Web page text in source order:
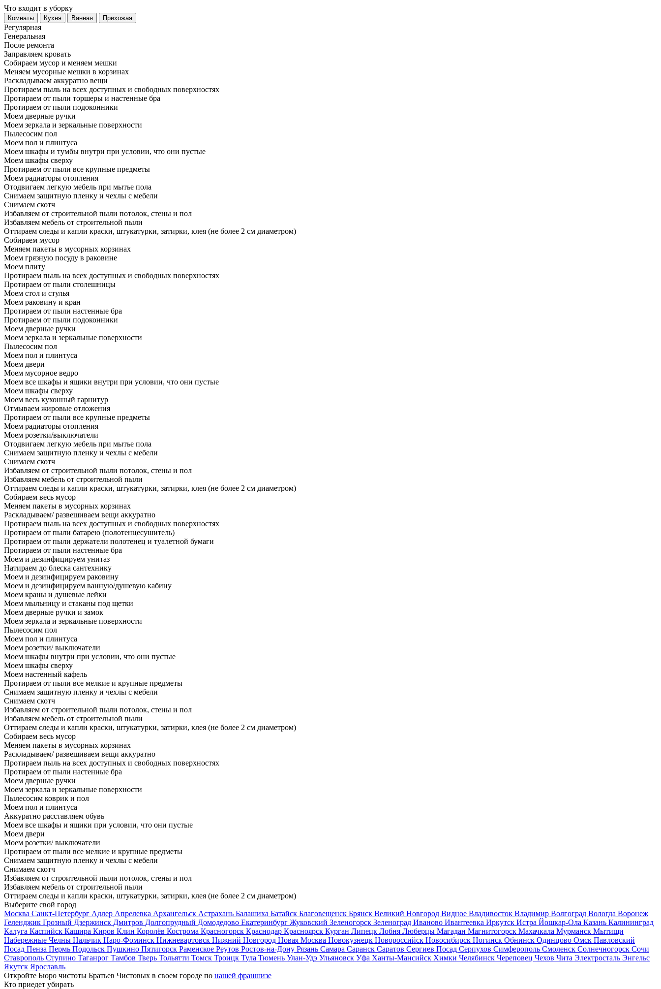
Что входит в уборку
Регу­лярная
Гене­ральная
После ремонта
Заправляем кровать
Собираем мусор и меняем мешки
Меняем мусорные мешки в корзинах
Раскладываем аккуратно вещи
Протираем пыль на всех доступных и свободных поверхностях
Протираем от пыли торшеры и настенные бра
Протираем от пыли подоконники
Моем дверные ручки
Моем зеркала и зеркальные поверхности
Пылесосим пол
Моем пол и плинтуса
Моем шкафы и тумбы внутри при условии, что они пустые
Моем шкафы сверху
Протираем от пыли все крупные предметы
Моем радиаторы отопления
Отодвигаем легкую мебель при мытье пола
Снимаем защитную пленку и чехлы с мебели
Снимаем скотч
Избавляем от строительной пыли потолок, стены и пол
Избавляем мебель от строительной пыли
Оттираем следы и капли краски, штукатурки, затирки, клея (не более 2 см диаметром)
Собираем мусор
Меняем пакеты в мусорных корзинах
Моем грязную посуду в раковине
Моем плиту
Протираем пыль на всех доступных и свободных поверхностях
Протираем от пыли столешницы
Моем стол и стулья
Моем раковину и кран
Протираем от пыли настенные бра
Протираем от пыли подоконники
Моем дверные ручки
Моем зеркала и зеркальные поверхности
Пылесосим пол
Моем пол и плинтуса
Моем двери
Моем мусорное ведро
Моем все шкафы и ящики внутри при условии, что они пустые
Моем шкафы сверху
Моем весь кухонный гарнитур
Отмываем жировые отложения
Протираем от пыли все крупные предметы
Моем радиаторы отопления
Моем розетки/выключатели
Отодвигаем легкую мебель при мытье пола
Снимаем защитную пленку и чехлы с мебели
Снимаем скотч
Избавляем от строительной пыли потолок, стены и пол
Избавляем мебель от строительной пыли
Оттираем следы и капли краски, штукатурки, затирки, клея (не более 2 см диаметром)
Собираем весь мусор
Меняем пакеты в мусорных корзинах
Раскладываем/ развешиваем вещи аккуратно
Протираем пыль на всех доступных и свободных поверхностях
Протираем от пыли батарею (полотенцесушитель)
Протираем от пыли держатели полотенец и туалетной бумаги
Протираем от пыли настенные бра
Моем и дезинфицируем унитаз
Натираем до блеска сантехнику
Моем и дезинфицируем раковину
Моем и дезинфицируем ванную/душевую кабину
Моем краны и душевые лейки
Моем мыльницу и стаканы под щетки
Моем дверные ручки и замок
Моем зеркала и зеркальные поверхности
Пылесосим пол
Моем пол и плинтуса
Моем розетки/ выключатели
Моем шкафы внутри при условии, что они пустые
Моем шкафы сверху
Моем настенный кафель
Протираем от пыли все мелкие и крупные предметы
Снимаем защитную пленку и чехлы с мебели
Снимаем скотч
Избавляем от строительной пыли потолок, стены и пол
Избавляем мебель от строительной пыли
Оттираем следы и капли краски, штукатурки, затирки, клея (не более 2 см диаметром)
Собираем весь мусор
Меняем пакеты в мусорных корзинах
Раскладываем/ развешиваем вещи аккуратно
Протираем пыль на всех доступных и свободных поверхностях
Протираем от пыли настенные бра
Моем дверные ручки
Моем зеркала и зеркальные поверхности
Пылесосим коврик и пол
Моем пол и плинтуса
Аккуратно расставляем обувь
Моем все шкафы и ящики при условии, что они пустые
Моем двери
Моем розетки/ выключатели
Протираем от пыли все мелкие и крупные предметы
Снимаем защитную пленку и чехлы с мебели
Снимаем скотч
Избавляем от строительной пыли потолок, стены и пол
Избавляем мебель от строительной пыли
Оттираем следы и капли краски, штукатурки, затирки, клея (не более 2 см диаметром)
Выберите свой город
Москва Санкт-Петербург Адлер Апрелевка Архангельск Астрахань Балашиха Батайск Благовещенск Брянск Великий Новгород Видное Владивосток Владимир Волгоград Вологда Воронеж
Геленджик Грозный Дзержинск Дмитров Долгопрудный Домодедово Екатеринбург Жуковский Зеленогорск Зеленоград Иваново Ивантеевка Иркутск Истра Йошкар-Ола Казань Калининград
Калуга Каспийск Кашира Киров Клин Королёв Кострома Красногорск Краснодар Красноярск Курган Липецк Лобня Люберцы Магадан Магнитогорск Махачкала Мурманск Мытищи
Набережные Челны Нальчик Наро-Фоминск Нижневартовск Нижний Новгород Новая Москва Новокузнецк Новороссийск Новосибирск Ногинск Обнинск Одинцово Омск Павловский
Посад Пенза Пермь Подольск Пушкино Пятигорск Раменское Реутов Ростов-на-Дону Рязань Самара Саранск Саратов Сергиев Посад Серпухов Симферополь Смоленск Солнечногорск Сочи
Ставрополь Ступино Таганрог Тамбов Тверь Тольятти Томск Троицк Тула Тюмень Улан-Удэ Ульяновск Уфа Ханты-Мансийск Химки Челябинск Череповец Чехов Чита Электросталь Энгельс
Якутск Ярославль
Откройте Бюро чистоты Братьев Чистовых в своем городе по нашей франшизе
Кто приедет убирать